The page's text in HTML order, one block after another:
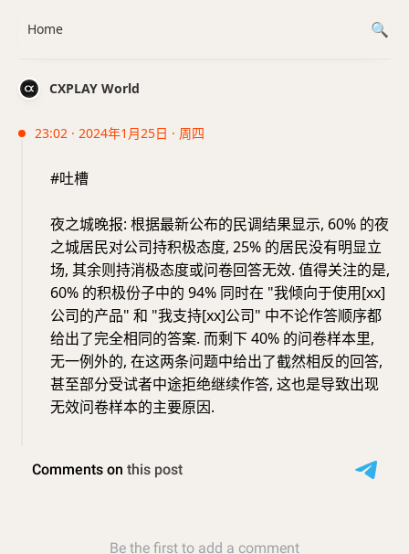
CXPLAY World
23:02 · 2024年1月25日 · 周四
#吐槽
夜之城晚报: 根据最新公布的民调结果显示, 60% 的夜
之城居民对公司持积极态度, 25% 的居民没有明显立
场, 其余则持消极态度或问卷回答无效. 值得关注的是,
60% 的积极份子中的 94% 同时在 "我倾向于使用[xx]
公司的产品" 和 "我支持[xx]公司" 中不论作答顺序都
给出了完全相同的答案. 而剩下 40% 的问卷样本里,
无一例外的, 在这两条问题中给出了截然相反的回答,
甚至部分受试者中途拒绝继续作答, 这也是导致出现
无效问卷样本的主要原因.
Home